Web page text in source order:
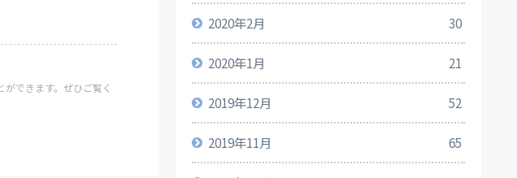
できます。ぜひご覧く
2020年2月 30
2020年1月 21
2019年12月 52
2019年11月 65